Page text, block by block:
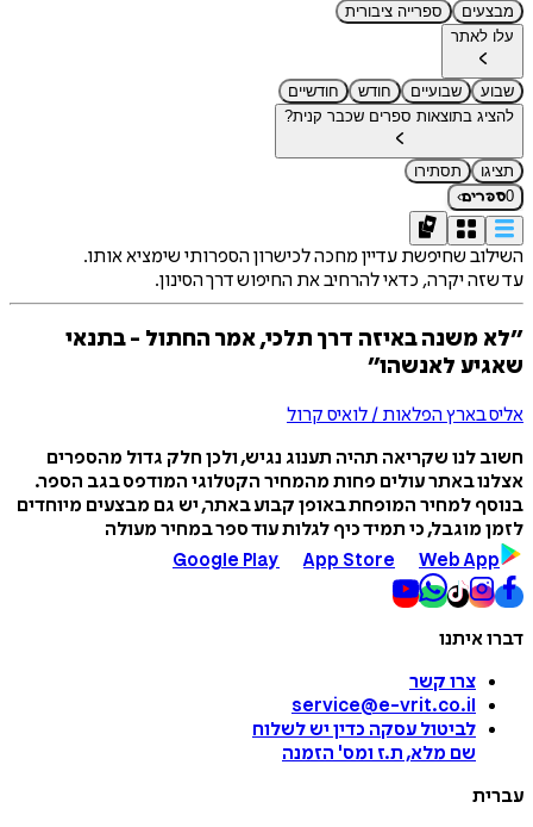
מבצעים
ספרייה ציבורית
עלו לאתר
שבוע שבועיים חודש
חודשיים
להציג בתוצאות ספרים שכבר קנית?
תציגו
תסתירו
0ספרים›
השילוב שחיפשת עדיין מחכה לכישרון הספרותי שימציא אותו.
עד שזה יקרה, כדאי להרחיב את החיפוש דרך הסינון.
״לא משנה באיזה דרך תלכי, אמר החתול - בתנאי
שאגיע לאנשהו״
אליס בארץ הפלאות / לואיס קרול
חשוב לנו שקריאה תהיה תענוג נגיש, ולכן חלק גדול מהספרים
אצלנו באתר עולים פחות מהמחיר הקטלוגי המודפס בגב הספר.
בנוסף למחיר המופחת באופן קבוע באתר, יש גם מבצעים מיוחדים
לזמן מוגבל, כי תמיד כיף לגלות עוד ספר במחיר מעולה
Google Play
App Store Web App
דברו איתנו
צרו קשר
service@e-vrit.co.il
לביטול עסקה כדין יש לשלוח
שם מלא, ת.ז ומס' הזמנה
עברית